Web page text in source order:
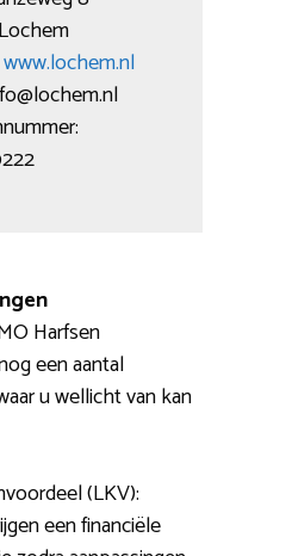
www.lochem.nl
Harfsen
een aantal
u wellicht van kan
(LKV):
een financiële